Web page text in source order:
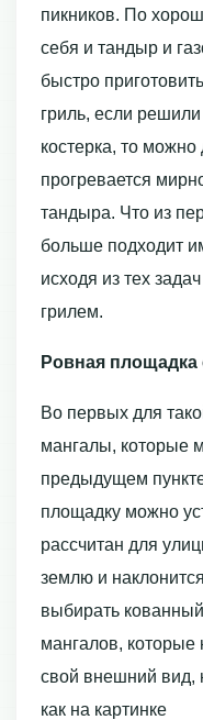
пикников. По
себя и тандыр и
быстро
гриль, если
костерка, то можно
прогревается
тандыра. Что из
больше подходит
исходя из тех
грилем.
Ровная
Во первых для
мангалы, которые
предыдущем
площадку можно
рассчитан для
землю и
выбирать
мангалов,
свой внешний вид,
как на картинке